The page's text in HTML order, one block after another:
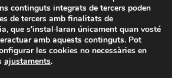
por el Servicio de Informática de Diputación
de Alicante
continguts integrats de tercers poden
de tercers amb finalitats de
que s'instal·laran únicament quan vosté
amb aquests continguts. Pot
les cookies no necessàries en
ajustaments.